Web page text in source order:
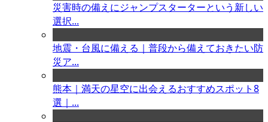
災害時の備えにジャンプスターターという新しい
選択...
地震・台風に備える｜普段から備えておきたい防
災ア...
熊本｜満天の星空に出会えるおすすめスポット8
選｜...